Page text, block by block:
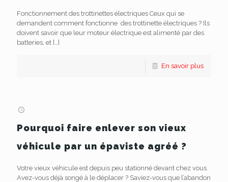
Fonctionnement des trottinettes électriques Ceux qui se
demandent comment fonctionne des trottinette électriques ? Ils
doivent savoir que leur moteur électrique est alimenté par des
batteries, et […]
En savoir plus
Pourquoi faire enlever son vieux
véhicule par un épaviste agréé ?
Votre vieux véhicule est depuis peu stationné devant chez vous.
Avez-vous déjà songé à le déplacer ? Saviez-vous que l’abandon